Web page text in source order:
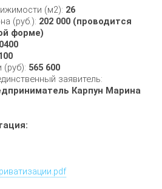
(м2): 26
(руб.): 202 000 (проводится
форме)
(руб): 565 600
заявитель:
Карпун Марина